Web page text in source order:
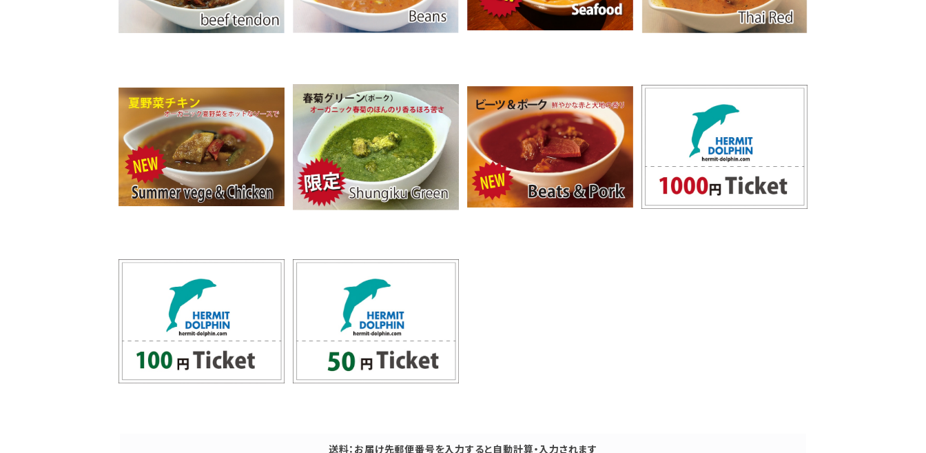
夏野菜チキンカレー
¥420
SOLD OUT
春菊グリーン（ポーク）
¥390
SOLD OUT
ビーツ&ポーク
¥420
SOLD OUT
1000円チケット
¥1,000
100円チケット
¥100
50円チケット
¥50
送料：お届け先郵便番号を入力すると自動計算・入力されます